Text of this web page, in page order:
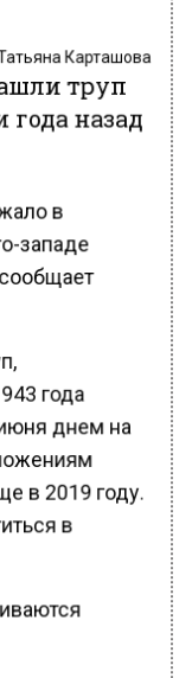
Карташова
труп
назад
в
западе
года
днем на
в 2019 году.
в